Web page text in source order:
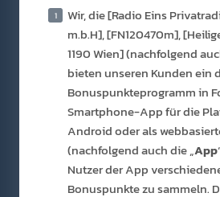
Wir, die [Radio Eins
m.b.H], [FN120470m],
1190 Wien] (nachfolgend
bieten unseren Kunden ein
Bonuspunkteprogramm in
Smartphone-App für die
Android oder als
(nachfolgend auch die „App
Nutzer der App
Bonuspunkte zu sammeln.